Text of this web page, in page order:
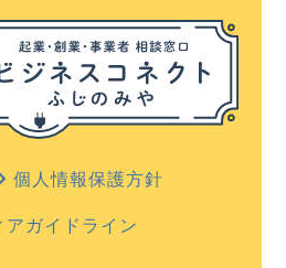
個人情報保護方針
ガイドライン